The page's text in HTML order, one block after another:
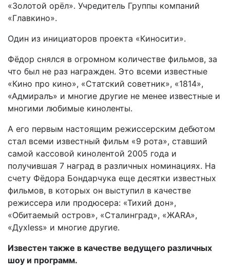
«Золотой орёл». Учредитель Группы компаний
«Главкино».
Один из инициаторов проекта «Киносити».
Фёдор снялся в огромном количестве фильмов, за
что был не раз награжден. Это всеми известные
«Кино про кино», «Статский советник», «1814»,
«Адмиралъ» и многие другие не менее известные и
многими любимые киноленты.
А его первым настоящим режиссерским дебютом
стал всеми известный фильм «9 рота», ставший
самой кассовой кинолентой 2005 года и
получившая 7 наград в различных номинациях. На
счету Фёдора Бондарчука еще десятки известных
фильмов, в которых он выступил в качестве
режиссера или продюсера: «Тихий дон»,
«Обитаемый остров», «Сталинград», «ЖАRА»,
«Духless» и многие другие.
Известен также в качестве ведущего различных
шоу и программ.